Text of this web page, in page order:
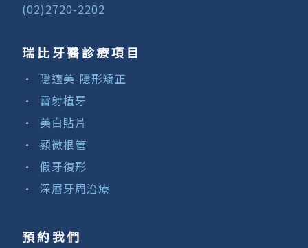
(02)2720-2202
瑞比牙醫診療項目
隱適美-隱形矯正
雷射植牙
美白貼片
顯微根管
假牙復形
深層牙周治療
預約我們